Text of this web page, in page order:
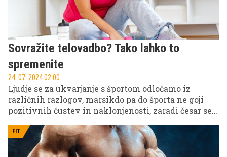
Sovražite telovadbo? Tako lahko to
spremenite
24. 07. 2024 02.00
Ljudje se za ukvarjanje s športom odločamo iz
različnih razlogov, marsikdo pa do športa ne goji
pozitivnih čustev in naklonjenosti, zaradi česar se
nekaj trikov, s katerimi bo vadba postala užitek.
FIT